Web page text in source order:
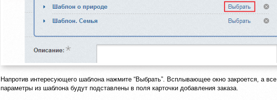
Напротив интересующего шаблона нажмите “Выбрать”. Всплывающее окно закроется, а все
параметры из шаблона будут подставлены в поля карточки добавления заказа.